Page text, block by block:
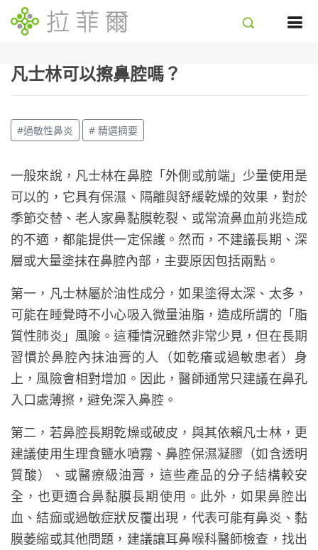
凡士林可以擦鼻腔嗎？
#過敏性鼻炎 # 精選摘要
一般來說，凡士林在鼻腔「外側或前端」少量使用是
可以的，它具有保濕、隔離與舒緩乾燥的效果，對於
季節交替、老人家鼻黏膜乾裂、或常流鼻血前兆造成
的不適，都能提供一定保護。然而，不建議長期、深
層或大量塗抹在鼻腔內部，主要原因包括兩點。
第一，凡士林屬於油性成分，如果塗得太深、太多，
可能在睡覺時不小心吸入微量油脂，造成所謂的「脂
質性肺炎」風險。這種情況雖然非常少見，但在長期
習慣於鼻腔內抹油膏的人（如乾癢或過敏患者）身
上，風險會相對增加。因此，醫師通常只建議在鼻孔
入口處薄擦，避免深入鼻腔。
第二，若鼻腔長期乾燥或破皮，與其依賴凡士林，更
建議使用生理食鹽水噴霧、鼻腔保濕凝膠（如含透明
質酸）、或醫療級油膏，這些產品的分子結構較安
全，也更適合鼻黏膜長期使用。此外，如果鼻腔出
血、結痂或過敏症狀反覆出現，代表可能有鼻炎、黏
膜萎縮或其他問題，建議讓耳鼻喉科醫師檢查，找出